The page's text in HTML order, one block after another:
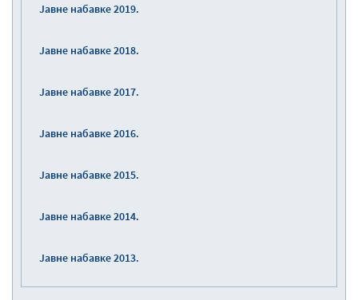
Јавне набавке 2019.
Јавне набавке 2018.
Јавне набавке 2017.
Јавне набавке 2016.
Јавне набавке 2015.
Јавне набавке 2014.
Јавне набавке 2013.